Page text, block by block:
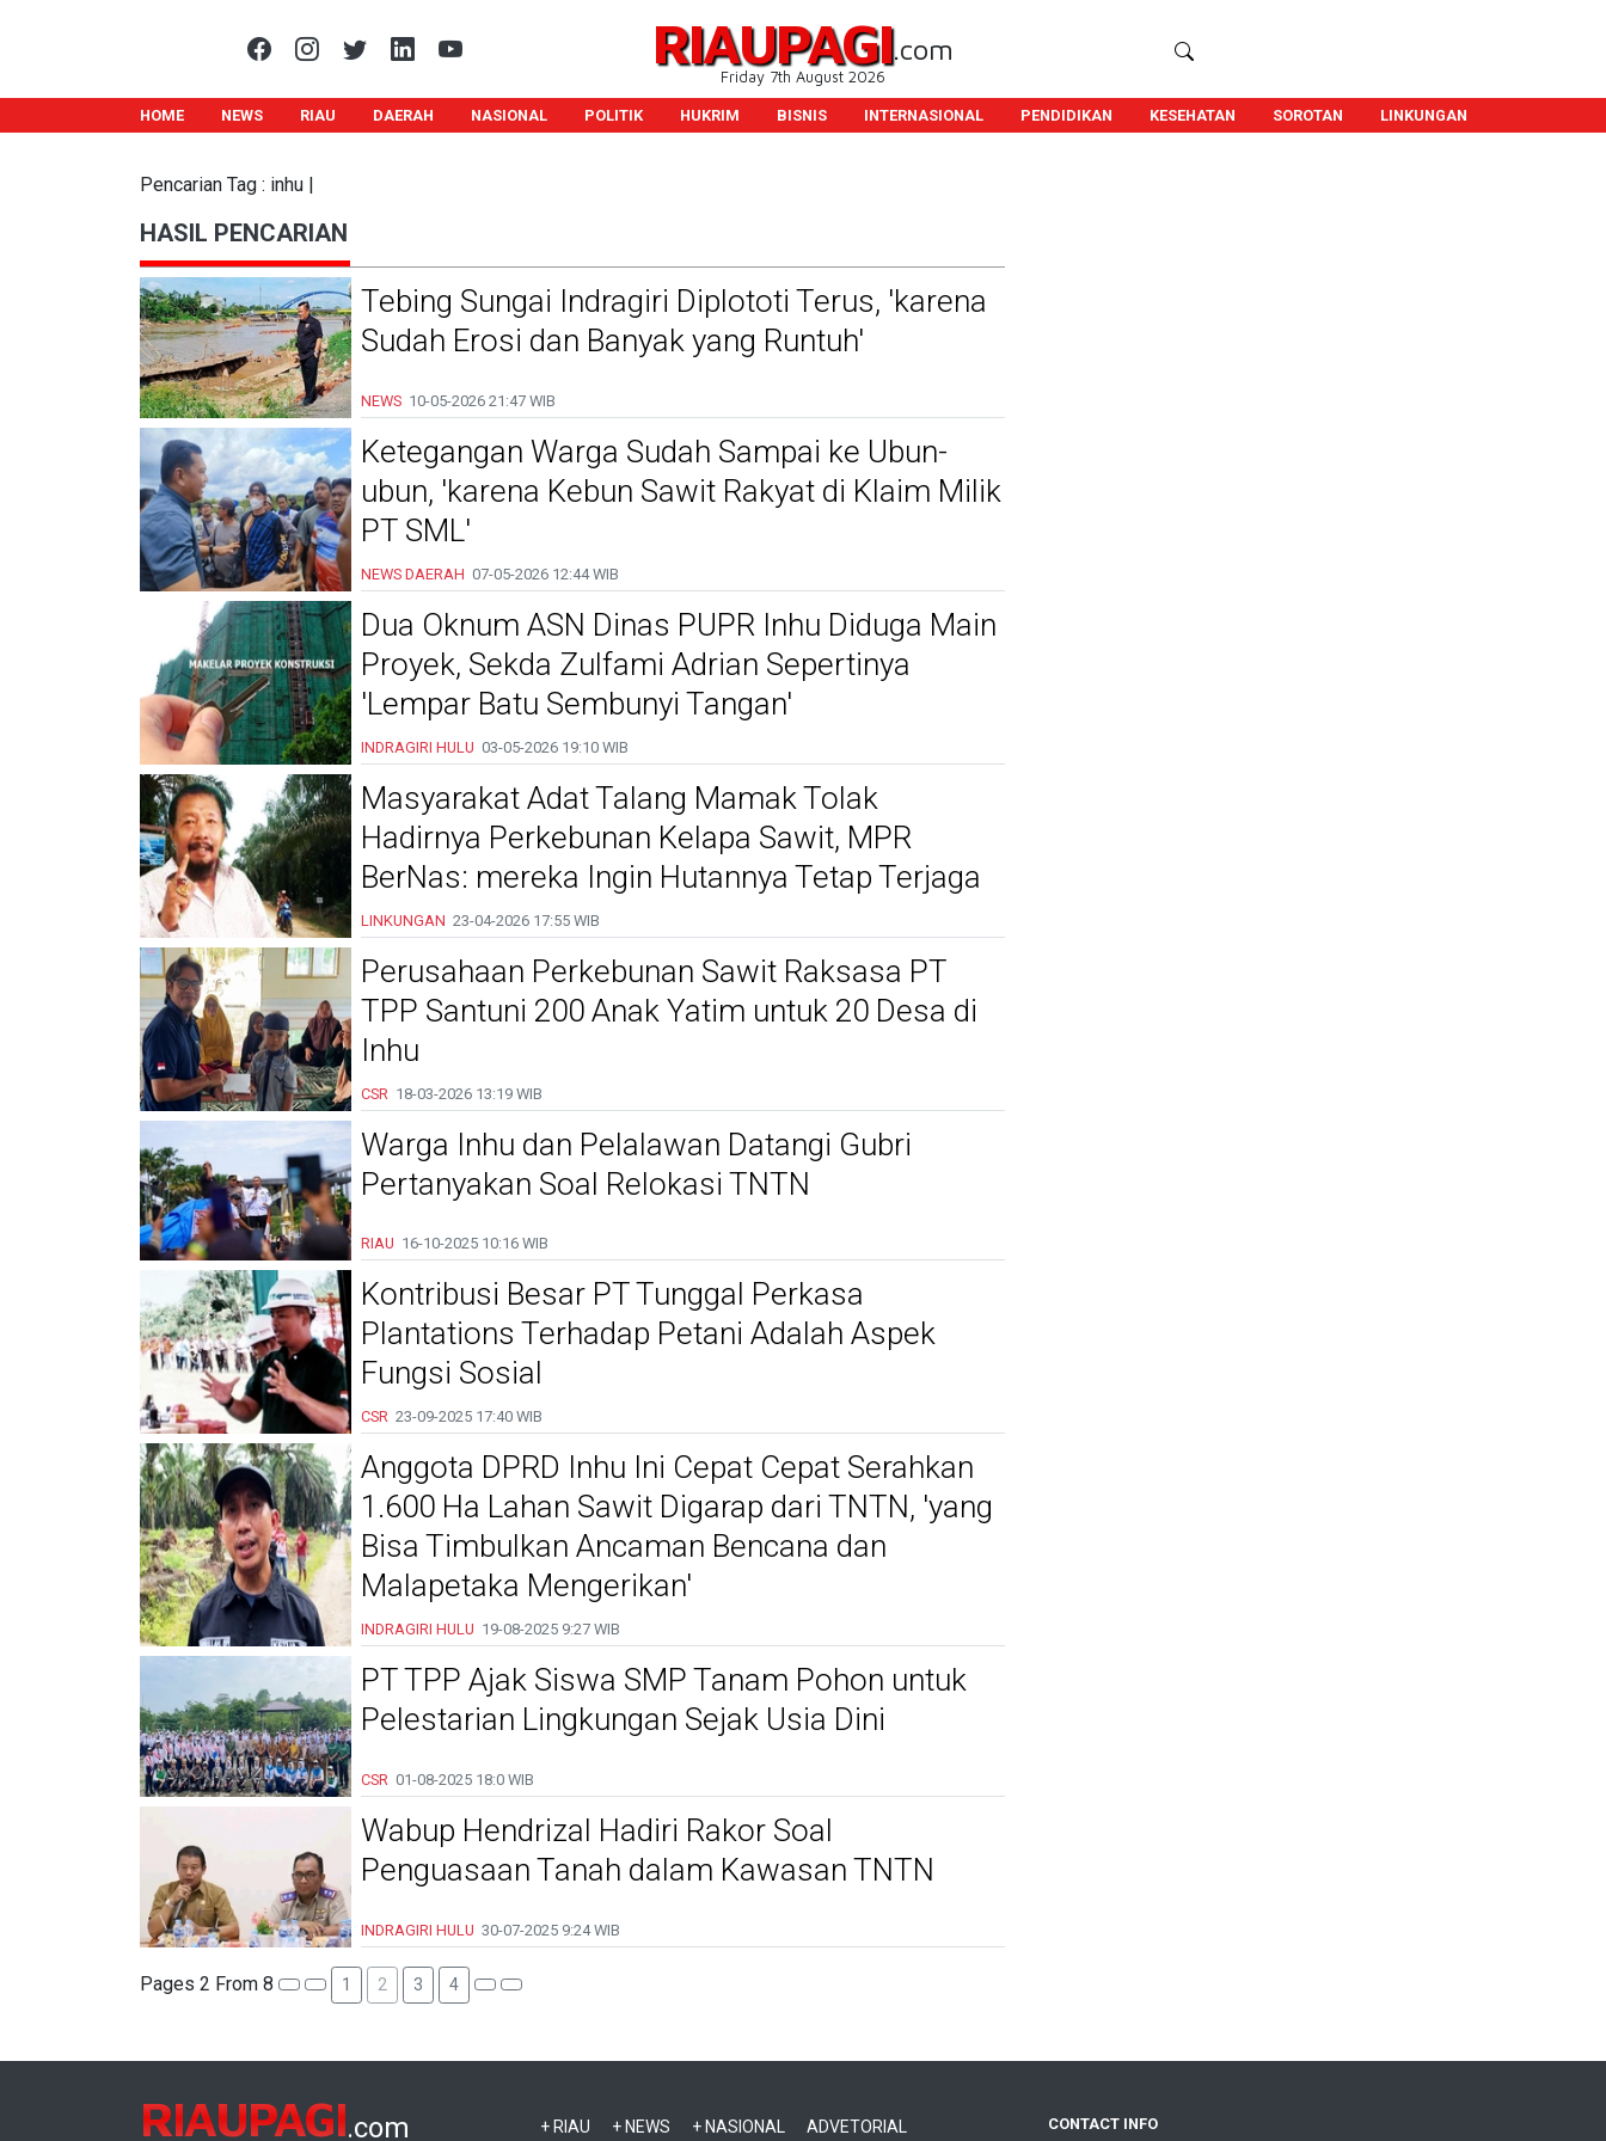
RIAUPAGI.com
Friday 7th August 2026
HOME NEWS RIAU DAERAH NASIONAL POLITIK HUKRIM BISNIS INTERNASIONAL PENDIDIKAN KESEHATAN SOROTAN LINKUNGAN
Pencarian Tag : inhu |
HASIL PENCARIAN
Tebing Sungai Indragiri Diplototi Terus, 'karena
Sudah Erosi dan Banyak yang Runtuh'
NEWS 10-05-2026 21:47 WIB
Ketegangan Warga Sudah Sampai ke Ubun-
ubun, 'karena Kebun Sawit Rakyat di Klaim Milik
PT SML'
NEWS DAERAH 07-05-2026 12:44 WIB
Dua Oknum ASN Dinas PUPR Inhu Diduga Main
Proyek, Sekda Zulfami Adrian Sepertinya
'Lempar Batu Sembunyi Tangan'
INDRAGIRI HULU 03-05-2026 19:10 WIB
Masyarakat Adat Talang Mamak Tolak
Hadirnya Perkebunan Kelapa Sawit, MPR
BerNas: mereka Ingin Hutannya Tetap Terjaga
LINKUNGAN 23-04-2026 17:55 WIB
Perusahaan Perkebunan Sawit Raksasa PT
TPP Santuni 200 Anak Yatim untuk 20 Desa di
Inhu
CSR 18-03-2026 13:19 WIB
Warga Inhu dan Pelalawan Datangi Gubri
Pertanyakan Soal Relokasi TNTN
RIAU 16-10-2025 10:16 WIB
Kontribusi Besar PT Tunggal Perkasa
Plantations Terhadap Petani Adalah Aspek
Fungsi Sosial
CSR 23-09-2025 17:40 WIB
Anggota DPRD Inhu Ini Cepat Cepat Serahkan
1.600 Ha Lahan Sawit Digarap dari TNTN, 'yang
Bisa Timbulkan Ancaman Bencana dan
Malapetaka Mengerikan'
INDRAGIRI HULU 19-08-2025 9:27 WIB
PT TPP Ajak Siswa SMP Tanam Pohon untuk
Pelestarian Lingkungan Sejak Usia Dini
CSR 01-08-2025 18:0 WIB
Wabup Hendrizal Hadiri Rakor Soal
Penguasaan Tanah dalam Kawasan TNTN
INDRAGIRI HULU 30-07-2025 9:24 WIB
Pages 2 From 8 1 2 3 4
RIAUPAGI.com + RIAU + NEWS + NASIONAL ADVETORIAL CONTACT INFO